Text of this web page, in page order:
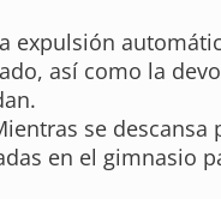
así como la
se
en el gimnasio